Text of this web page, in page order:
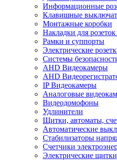
Информационные
Клавишные
Монтажные коробки
Накладки для
Рамки и суппорты
Электрические
Системы
AHD Видеокамеры
AHD
IP Видеокамеры
Аналоговые
Видеодомофоны
Удлинители
Щитки, автоматы,
Автоматические
Стабилизаторы
Счетчики
Электрические